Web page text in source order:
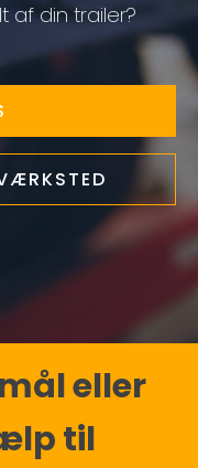
af din trailer?
eller
til